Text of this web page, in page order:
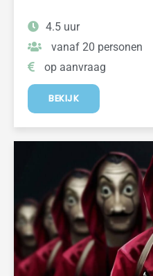
4.5 uur
vanaf 20 personen
op aanvraag
BEKIJK